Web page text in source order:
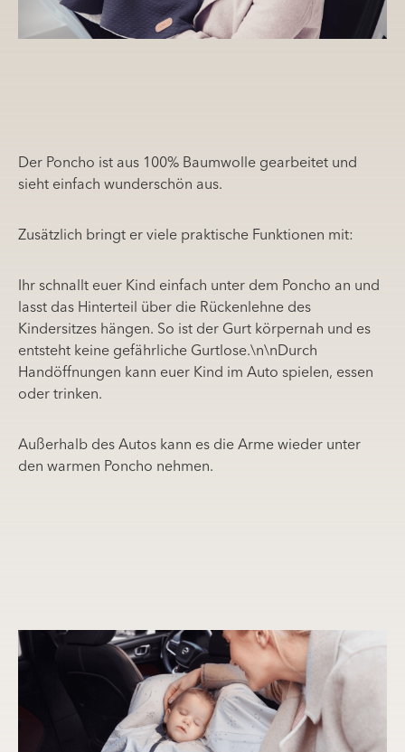
Der Poncho ist aus 100% Baumwolle gearbeitet und
sieht einfach wunderschön aus.
Zusätzlich bringt er viele praktische Funktionen mit:
Ihr schnallt euer Kind einfach unter dem Poncho an und
lasst das Hinterteil über die Rückenlehne des
Kindersitzes hängen. So ist der Gurt körpernah und es
entsteht keine gefährliche Gurtlose.\n\nDurch
Handöffnungen kann euer Kind im Auto spielen, essen
oder trinken.
Außerhalb des Autos kann es die Arme wieder unter
den warmen Poncho nehmen.